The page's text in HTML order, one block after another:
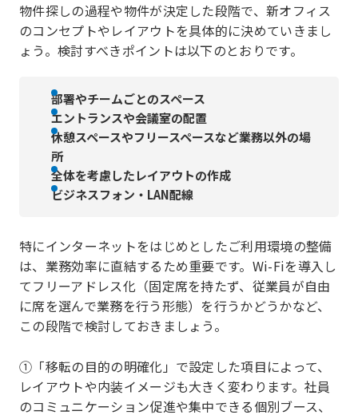
物件探しの過程や物件が決定した段階で、新オフィス
のコンセプトやレイアウトを具体的に決めていきまし
ょう。検討すべきポイントは以下のとおりです。
部署やチームごとのスペース
エントランスや会議室の配置
休憩スペースやフリースペースなど業務以外の場
所
全体を考慮したレイアウトの作成
ビジネスフォン・LAN配線
特にインターネットをはじめとしたご利用環境の整備
は、業務効率に直結するため重要です。Wi-Fiを導入し
てフリーアドレス化（固定席を持たず、従業員が自由
に席を選んで業務を行う形態）を行うかどうかなど、
この段階で検討しておきましょう。
①「移転の目的の明確化」で設定した項目によって、
レイアウトや内装イメージも大きく変わります。社員
のコミュニケーション促進や集中できる個別ブース、